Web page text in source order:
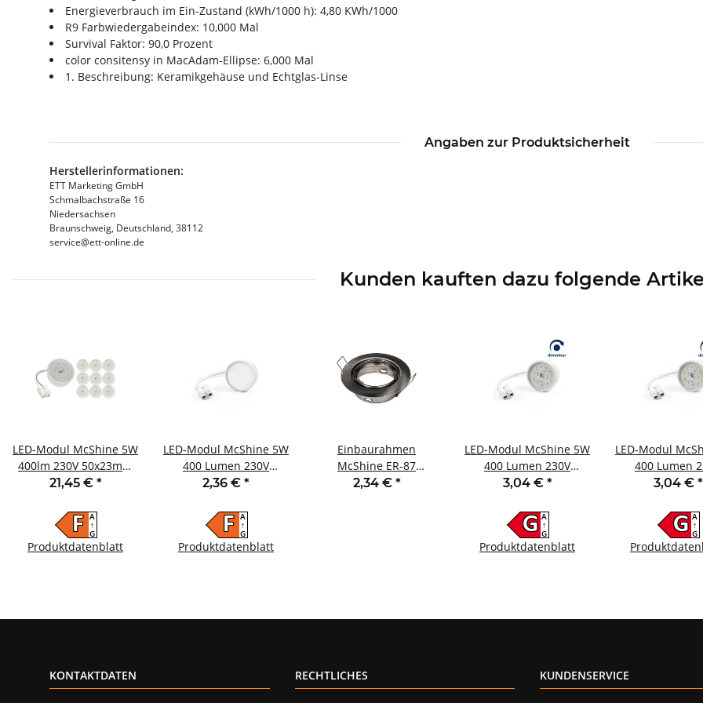
Energieverbrauch im Ein-Zustand (kWh/1000 h): 4,80 KWh/1000
R9 Farbwiedergabeindex: 10,000 Mal
Survival Faktor: 90,0 Prozent
color consitensy in MacAdam-Ellipse: 6,000 Mal
1. Beschreibung: Keramikgehäuse und Echtglas-Linse
Angaben zur Produktsicherheit
Herstellerinformationen:
ETT Marketing GmbH
Schmalbachstraße 16
Niedersachsen
Braunschweig, Deutschland, 38112
service@ett-online.de
Kunden kauften dazu folgende
LED-Modul McShine 5W
400lm 230V 50x23mm
warmweiß 3000K 10er-
21,45 € *
F A
↑
G
Produktdatenblatt
LED-Modul McShine 5W
400 Lumen 230V
50x23mm warmweiß
2,36 € *
F A
↑
G
Produktdatenblatt
Einbaurahmen
McShine ER-87
Edelstahl gebürstet
2,34 € *
LED-Modul McShine 5W
400 Lumen 230V
50x23mm warmweiß
3,04 € *
G A
↑
G
Produktdatenblatt
LED-Modul
400 Lumen
50x23mm
3,04 € *
G A
↑
G
KONTAKTDATEN RECHTLICHES KUNDENSERVICE